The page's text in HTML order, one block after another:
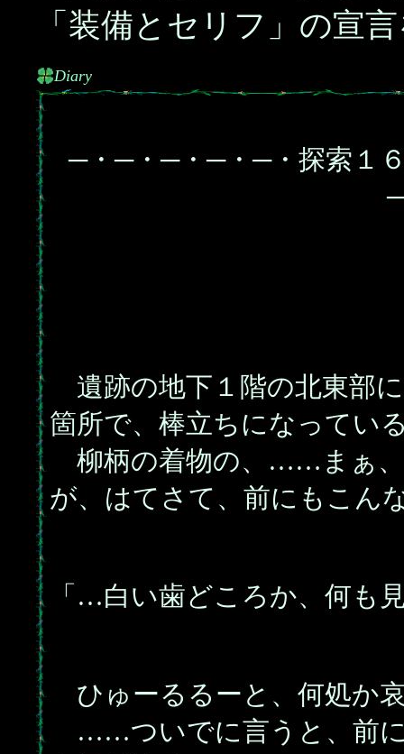
「装備とセリフ」の宣
Diary
─・─・─・─・─・探索
遺跡の地下１階の北東部
箇所で、棒立ちになってい
柳柄の着物の、……まぁ、
が、はてさて、前にもこん
「…白い歯どころか、何も
ひゅーるるーと、何処か
……ついでに言うと、前に